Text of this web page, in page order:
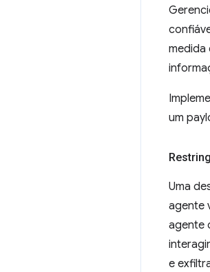
medida
um
Uma
agente
agente
e